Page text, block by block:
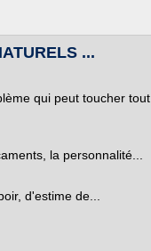
...
qui peut toucher tout
la personnalité...
d'estime de...